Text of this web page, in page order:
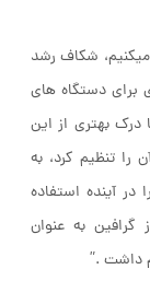
می­کنیم، شکاف رشد
برای دستگاه های
درک بهتری از این
تنظیم کرد، به
آینده استفاده
گرافین به عنوان
داشت .”